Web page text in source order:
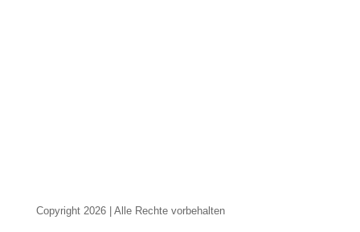
Copyright 2026 | Alle Rechte vorbehalten